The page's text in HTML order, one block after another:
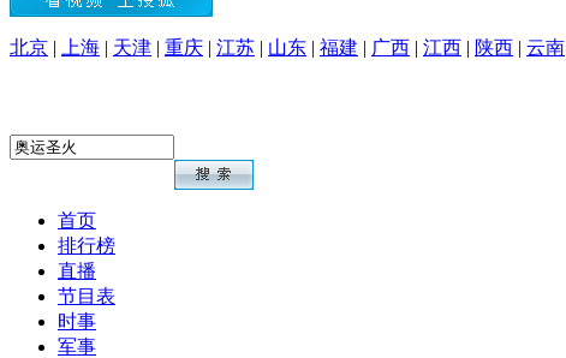
北京 | 上海 | 天津 | 重庆 | 江苏 | 山东 | 福建 | 广西 | 江西 | 陕西 | 云南
首页
排行榜
直播
节目表
时事
军事